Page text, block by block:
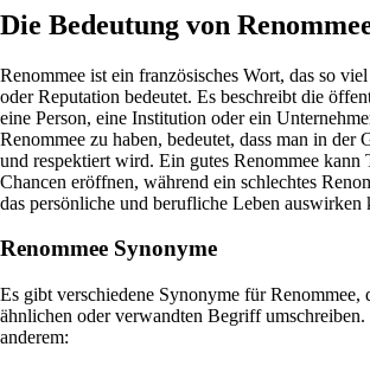
Die Bedeutung von
Renommee ist ein französisches Wort, das so
oder Reputation bedeutet. Es beschreibt die
eine Person, eine Institution oder ein
Renommee zu haben, bedeutet, dass man in der
und respektiert wird. Ein gutes Renommee kann
Chancen eröffnen, während ein schlechtes
das persönliche und berufliche Leben auswirken
Renommee Synonyme
Es gibt verschiedene Synonyme für Renommee,
ähnlichen oder verwandten Begriff
anderem: